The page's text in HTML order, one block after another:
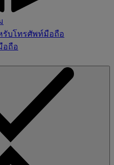
รับโทรศัพท์มือถือ
อถือ